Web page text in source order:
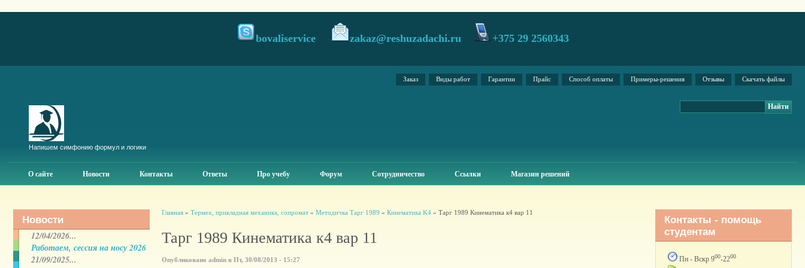
bovaliservice zakaz@reshuzadachi.ru +375 29 2560343
Заказ Виды работ Гарантии Прайс Способ оплаты Примеры-решения Отзывы Скачать файлы
Напишем симфонию формул и логики
О сайте Новости Контакты Ответы Про учебу Форум Сотрудничество Ссылки Магазин решений
Новости
12/04/2026...
Работаем, сессия на носу 2026
21/09/2025...
Главная» Термех, прикладная механика, сопромат» Методичка Тарг 1989 » Кинематика K4» Тарг 1989 Кинематика к4 вар 11
Тарг 1989 Кинематика к4 вар 11
Опубликовано admin в Пт, 30/08/2013 - 15:27
Контакты - помощь
студентам
Пн - Вскр 900-2200